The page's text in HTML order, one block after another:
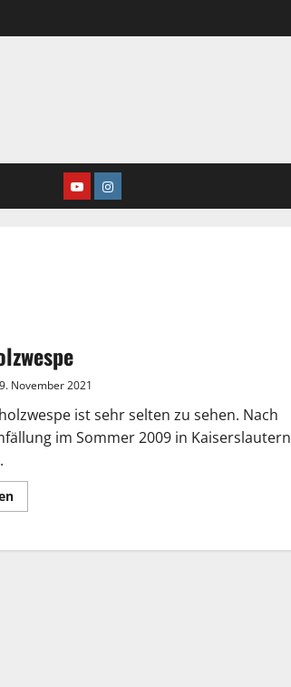
YoutubeInstagram
9. November 2021
ist sehr selten zu sehen. Nach
im Sommer 2009 in Kaiserslautern
Lesen
Sie